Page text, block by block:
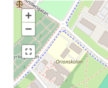
Förstora
Förminska
Växla helskärmsläge